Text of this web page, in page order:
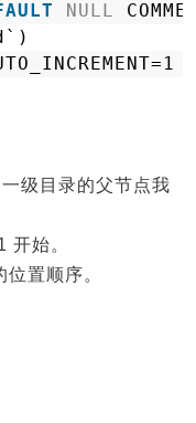
NULL
级目录的父节点我
开始。
置顺序。